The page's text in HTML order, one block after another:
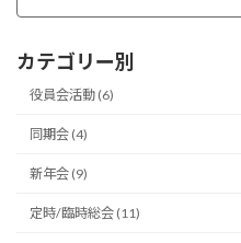
カテゴリー別
役員会活動 (6)
同期会 (4)
新年会 (9)
定時/臨時総会 (11)